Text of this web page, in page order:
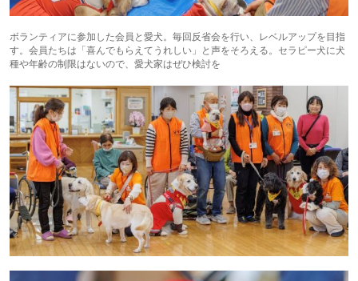
ボランティアに参加した会員と愛犬。毎回反省会を行い、レベルアップを目指
す。会員たちは「喜んでもらえてうれしい」と声をそろえる。セラピー犬に犬
種や年齢の制限はないので、愛犬家はぜひ検討を